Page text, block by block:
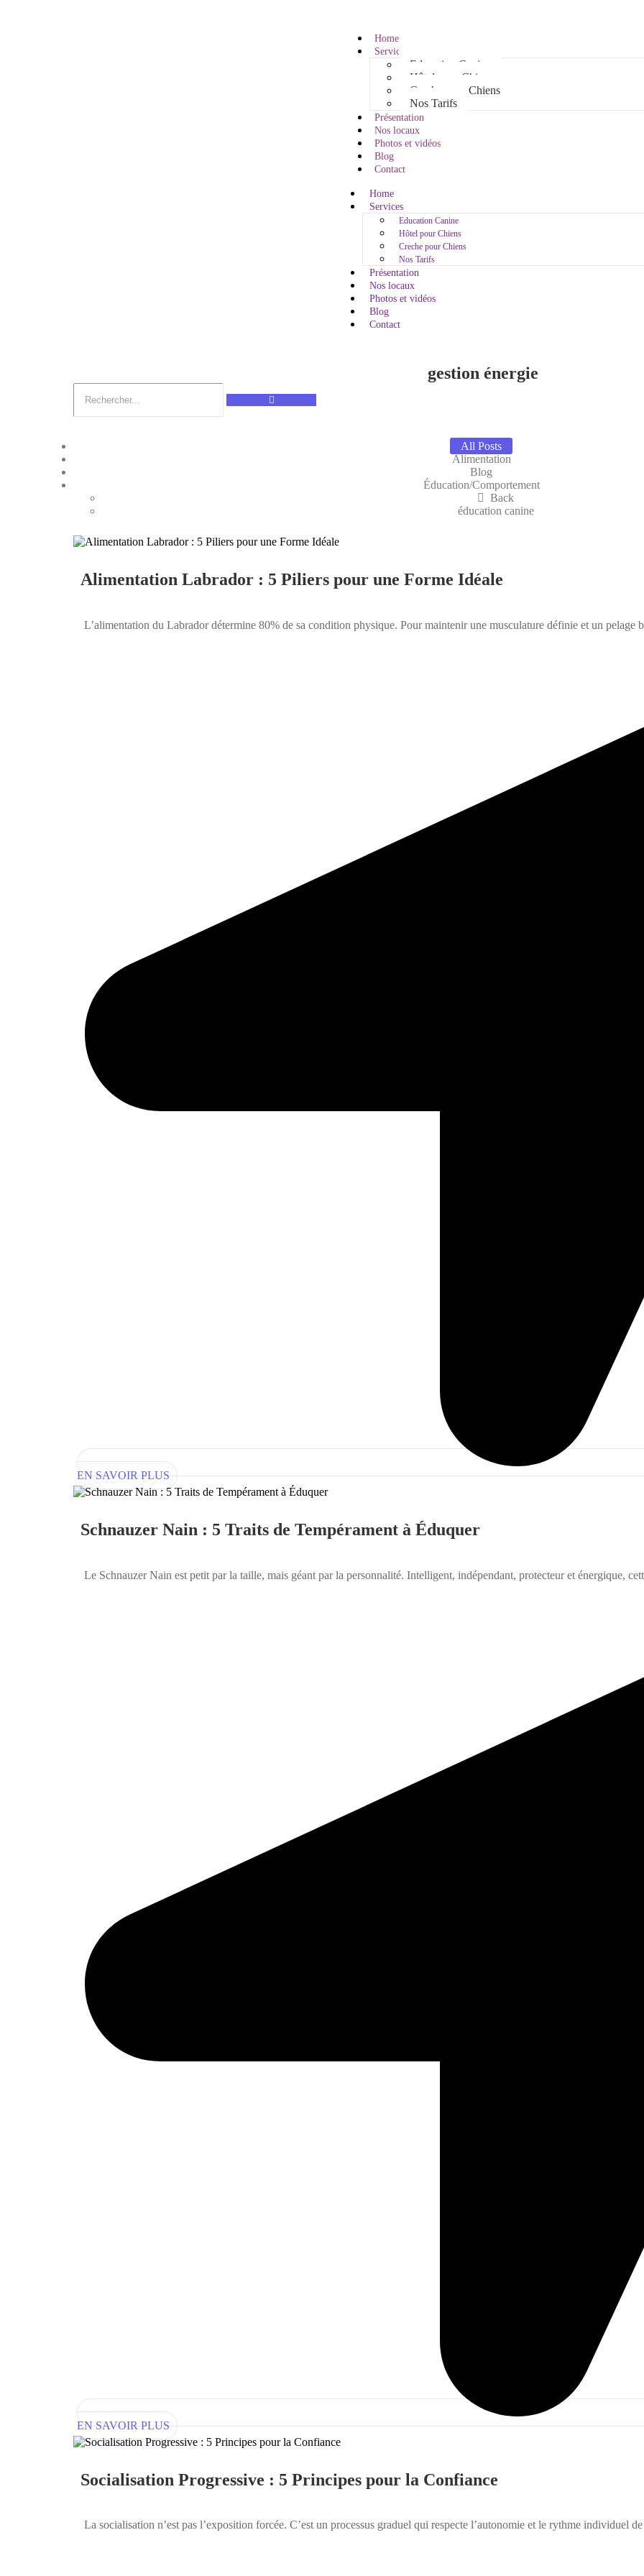
Home
Services
Education Canine
Hôtel pour Chiens
Creche pour Chiens
Nos Tarifs
Présentation
Nos locaux
Photos et vidéos
Blog
Contact
Home
Services
Education Canine
Hôtel pour Chiens
Creche pour Chiens
Nos Tarifs
Présentation
Nos locaux
Photos et vidéos
Blog
Contact
gestion énergie
All Posts
Alimentation
Blog
Éducation/Comportement
Back
éducation canine
Alimentation Labrador : 5 Piliers pour une Forme Idéale
L’alimentation du Labrador détermine 80% de sa condition physique. Pour maintenir une musculature définie et un pelage
EN SAVOIR PLUS
Schnauzer Nain : 5 Traits de Tempérament à Éduquer
Le Schnauzer Nain est petit par la taille, mais géant par la personnalité. Intelligent, indépendant, protecteur et énergique,
EN SAVOIR PLUS
Socialisation Progressive : 5 Principes pour la Confiance
La socialisation n’est pas l’exposition forcée. C’est un processus graduel qui respecte l’autonomie et le rythme individuel